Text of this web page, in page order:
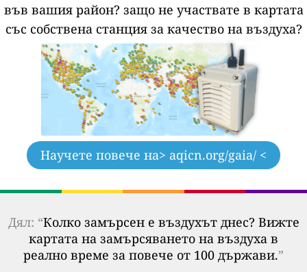
във вашия район? защо не участвате в картата
със собствена станция за качество на въздуха?
Научете повече на> aqicn.org/gaia/ <
Дял: “Колко замърсен е въздухът днес? Вижте
картата на замърсяването на въздуха в
реално време за повече от 100 държави.”